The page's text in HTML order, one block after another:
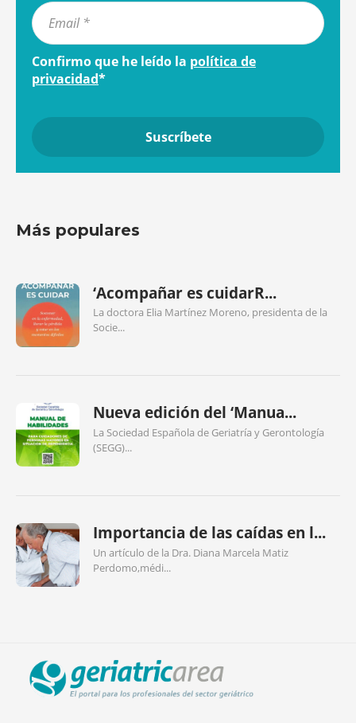
Confirmo que he leído la política de
privacidad*
Más populares
‘Acompañar es cuidarR...
La doctora Elia Martínez Moreno, presidenta de la
Socie...
Nueva edición del ‘Manua...
La Sociedad Española de Geriatría y Gerontología
(SEGG)...
Importancia de las caídas en l...
Un artículo de la Dra. Diana Marcela Matiz
Perdomo,médi...